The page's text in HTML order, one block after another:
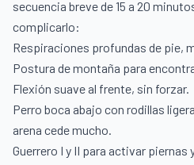
secuencia breve de 15 a 20
complicarlo:
Respiraciones profundas de pie,
Postura de montaña para
Flexión suave al frente, sin forzar.
Perro boca abajo con rodillas
arena cede mucho.
Guerrero I y II para activar piernas